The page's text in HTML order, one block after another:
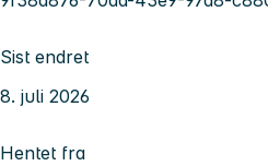
Sist endret
8. juli 2026
Hentet fra